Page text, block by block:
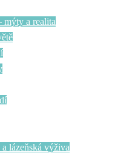
a realita
lázeňská výživa